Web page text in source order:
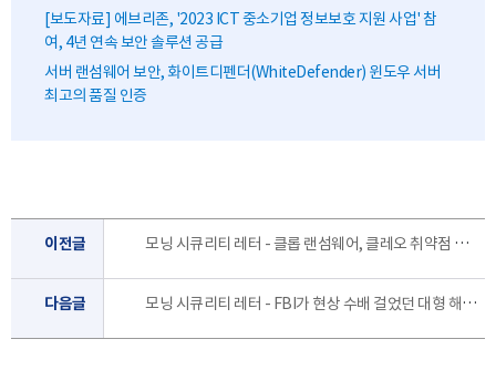
[보도자료] 에브리존, '2023 ICT 중소기업 정보보호 지원 사업' 참
여, 4년 연속 보안 솔루션 공급
서버 랜섬웨어 보안, 화이트디펜더(WhiteDefender) 윈도우 서버
최고의 품질 인증
이전글 모닝 시큐리티 레터 - 클롭 랜섬웨어, 클레오 취약점 악용해 대규모 데이터 탈취 공격 감행 [12월 4주]
다음글 모닝 시큐리티 레터 - FBI가 현상 수배 걸었던 대형 해커, 러시아에서 체포돼 [12월 1주]